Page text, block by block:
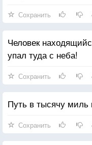
Сохранить
Человек
упал туда с неба!
Сохранить
Путь в тысячу миль
Сохранить